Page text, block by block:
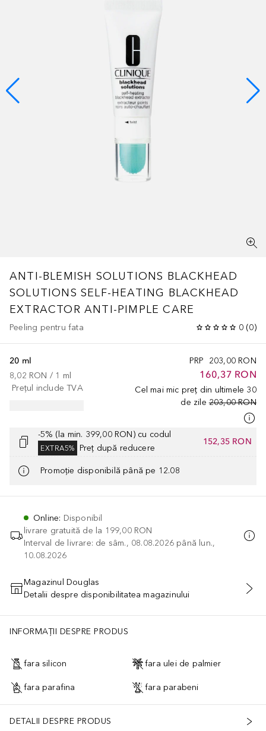
ANTI-BLEMISH SOLUTIONS BLACKHEAD
SOLUTIONS SELF-HEATING BLACKHEAD
EXTRACTOR ANTI-PIMPLE CARE
Peeling pentru fata 0 (0)
PRP 203,00 RON
160,37 RON
Cel mai mic preț din ultimele 30
de zile 203,00 RON
20 ml
8,02 RON / 1 ml
Prețul include TVA
-5% (la min. 399,00 RON) cu codul
EXTRA5% Preț după reducere
152,35 RON
Promoție disponibilă până pe 12.08
Online: Disponibil
livrare gratuită de la 199,00 RON
Interval de livrare: de sâm., 08.08.2026 până lun.,
10.08.2026
ADĂUGAȚI ÎN COŞ
Magazinul Douglas
Detalii despre disponibilitatea magazinului
INFORMAȚII DESPRE PRODUS
fara silicon fara ulei de palmier
fara parafina fara parabeni
DETALII DESPRE PRODUS